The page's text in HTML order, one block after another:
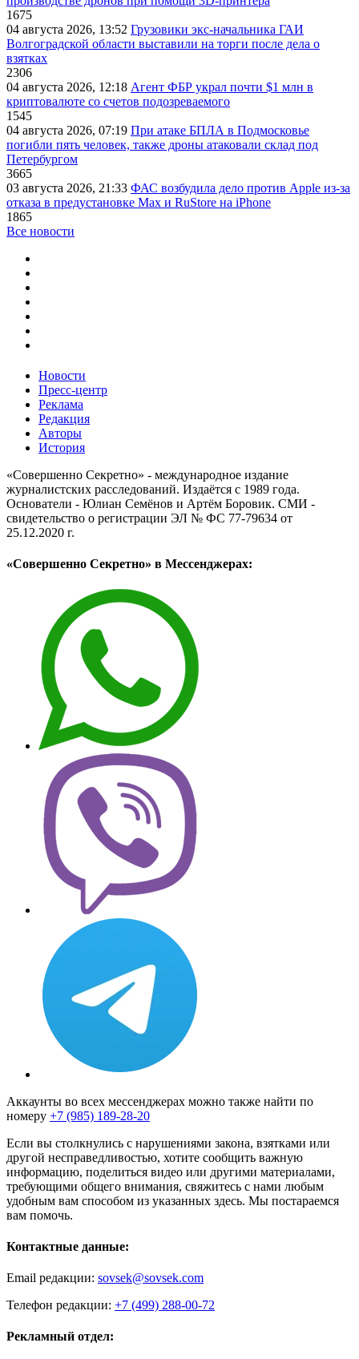
1675
04 августа 2026, 13:52 Грузовики экс-начальника ГАИ
Волгоградской области выставили на торги после дела о
взятках
2306
04 августа 2026, 12:18 Агент ФБР украл почти $1 млн в
криптовалюте со счетов подозреваемого
1545
04 августа 2026, 07:19 При атаке БПЛА в Подмосковье
погибли пять человек, также дроны атаковали склад под
Петербургом
3665
03 августа 2026, 21:33 ФАС возбудила дело против Apple из-за
отказа в предустановке Max и RuStore на iPhone
1865
Все новости
Новости
Пресс-центр
Реклама
Редакция
Авторы
История
«Совершенно Секретно» - международное издание
журналистских расследований. Издаётся с 1989 года.
Основатели - Юлиан Семёнов и Артём Боровик. CМИ -
свидетельство о регистрации ЭЛ № ФС 77-79634 от
25.12.2020 г.
«Совершенно Секретно» в Мессенджерах:
Аккаунты во всех мессенджерах можно также найти по
номеру +7 (985) 189-28-20
Если вы столкнулись с нарушениями закона, взятками или
другой несправедливостью, хотите сообщить важную
информацию, поделиться видео или другими материалами,
требующими общего внимания, свяжитесь с нами любым
удобным вам способом из указанных здесь. Мы постараемся
вам помочь.
Контактные данные:
Email редакции: sovsek@sovsek.com
Телефон редакции: +7 (499) 288-00-72
Рекламный отдел: